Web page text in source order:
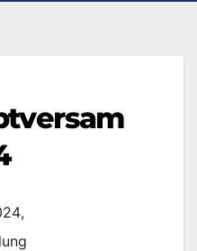
,